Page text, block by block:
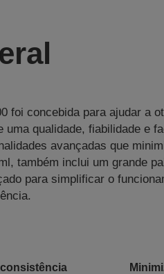
foi concebida para ajudar a
qualidade, fiabilidade e
avançadas que
também inclui um grande
para simplificar o